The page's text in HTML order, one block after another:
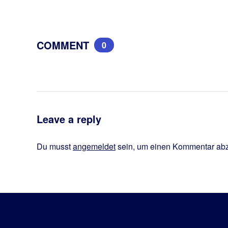
COMMENT 0
Leave a reply
Du musstangemeldetsein, um einen Kommentar